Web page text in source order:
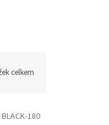
celkem
BLACK-180